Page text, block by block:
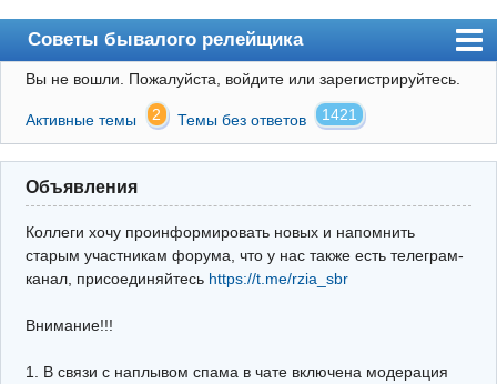
Советы бывалого релейщика
Форум
Правила
Поиск
Регистрация
Архив
Почта
Поиск релейщика
Вы не вошли. Пожалуйста, войдите или зарегистрируйтесь.
Активные темы 2 Темы без ответов 1421
Объявления
Коллеги хочу проинформировать новых и напомнить
старым участникам форума, что у нас также есть телеграм-
канал, присоединяйтесь https://t.me/rzia_sbr
Внимание!!!
1. В связи с наплывом спама в чате включена модерация